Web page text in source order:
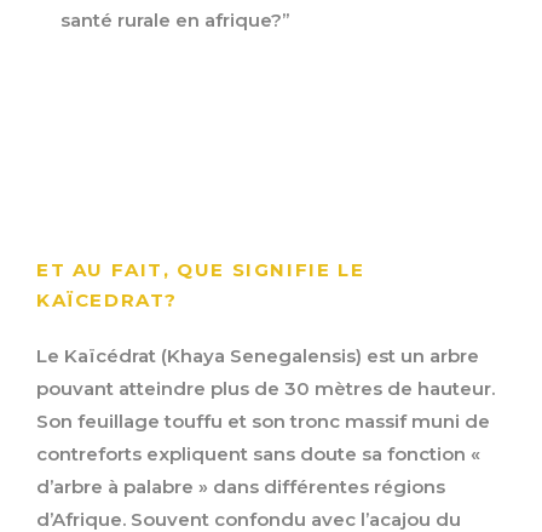
santé rurale en afrique?”
ET AU FAIT, QUE SIGNIFIE LE
KAÏCEDRAT?
Le Kaïcédrat (Khaya Senegalensis) est un arbre
pouvant atteindre plus de 30 mètres de hauteur.
Son feuillage touffu et son tronc massif muni de
contreforts expliquent sans doute sa fonction «
d’arbre à palabre » dans différentes régions
d’Afrique. Souvent confondu avec l’acajou du